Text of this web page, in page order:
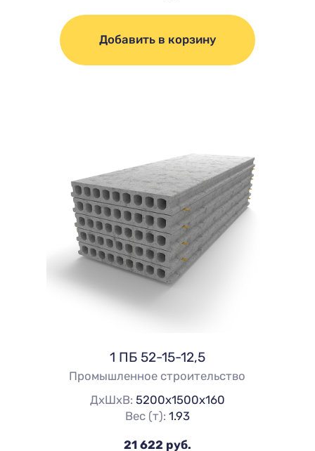
Добавить в корзину
1 ПБ 52-15-12,5
Промышленное строительство
ДхШхВ: 5200х1500х160
Вес (т): 1.93
21 622 руб.